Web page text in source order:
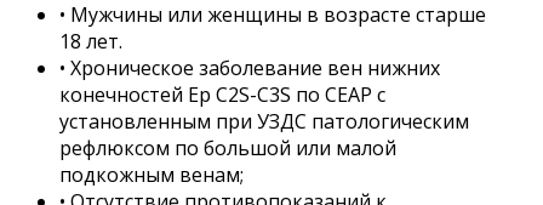
• Мужчины или женщины в возрасте старше
18 лет.
• Хроническое заболевание вен нижних
конечностей Ep C2S-C3S по CEAP с
установленным при УЗДС патологическим
рефлюксом по большой или малой
подкожным венам;